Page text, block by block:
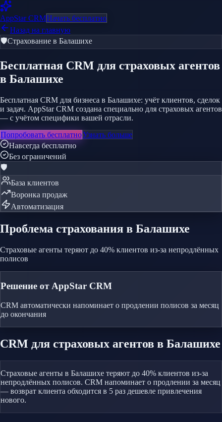
AppStarCRMНачать бесплатно
Назад на главную
🛡️Страхование в Балашихе
Бесплатная CRM для страховых агентов
в Балашихе
Бесплатная CRM для бизнеса в Балашихе: учёт клиентов, сделок
и задач. AppStar CRM создана специально для страховых агентов
— с учётом специфики вашей отрасли.
Попробовать бесплатноУзнать больше
Навсегда бесплатно
Без ограничений
🛡️
База клиентов
Воронка продаж
Автоматизация
Проблема страхования в Балашихе
Страховые агенты теряют до 40% клиентов из-за непродлённых
полисов
Решение от AppStar CRM
CRM автоматически напоминает о продлении полисов за месяц
до окончания
CRM для страховых агентов в Балашихе
Страховые агенты в Балашихе теряют до 40% клиентов из-за
непродлённых полисов. CRM напоминает о продлении за месяц
— возврат клиента обходится в 5 раз дешевле привлечения
нового.